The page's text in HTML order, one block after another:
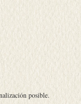
posible.